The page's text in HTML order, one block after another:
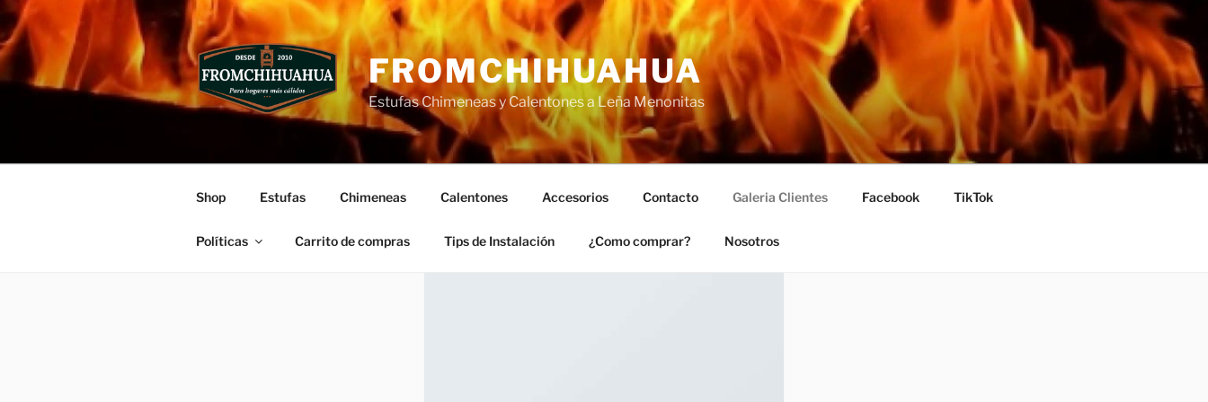
Ir
al
contenido
FROMCHIHUAHUA
Estufas Chimeneas y Calentones a Leña Menonitas
Shop Estufas Chimeneas Calentones Accesorios Contacto Galeria Clientes Facebook TikTok
Políticas Carrito de compras Tips de Instalación ¿Como comprar? Nosotros